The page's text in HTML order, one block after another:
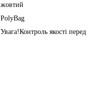
жовтий
PolyBag
Увага!Контроль якості